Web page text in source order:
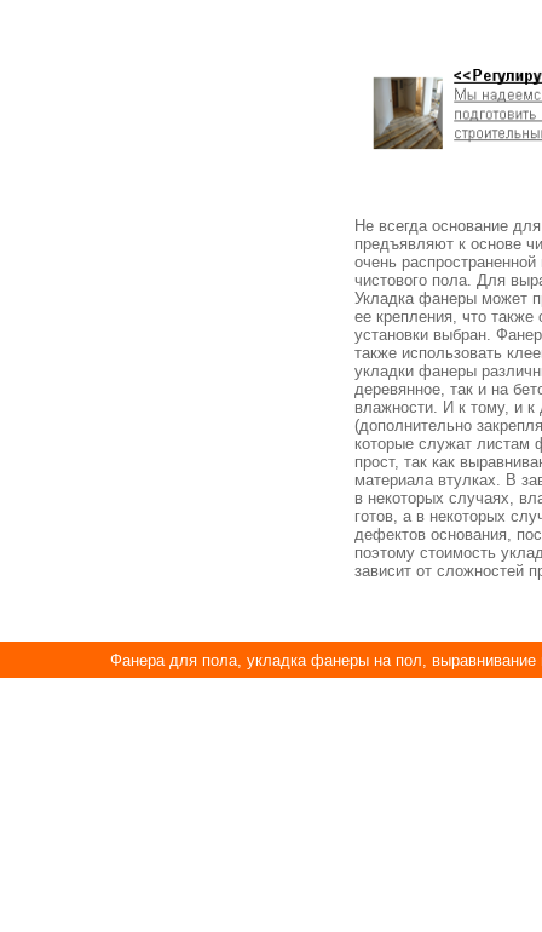
Не всегда основание
предъявляют к основе
очень
чистового пола. Для
Укладка фанеры может
ее крепления, что также
установки выбран.
также использовать
укладки фанеры
деревянное, так и на
влажности. И к тому, и к
(дополнительно
которые служат листам
прост, так как
материала втулках. В
в некоторых случаях,
готов, а в некоторых
дефектов основания,
поэтому стоимость
зависит от сложностей
Фанера для пола, укладка фанеры на пол,